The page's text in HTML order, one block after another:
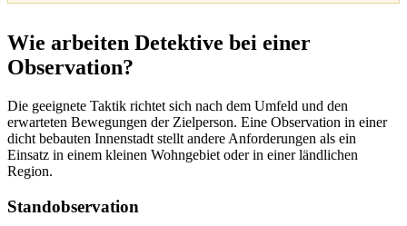
Wie arbeiten Detektive bei einer
Observation?
Die geeignete Taktik richtet sich nach dem Umfeld und den
erwarteten Bewegungen der Zielperson. Eine Observation in einer
dicht bebauten Innenstadt stellt andere Anforderungen als ein
Einsatz in einem kleinen Wohngebiet oder in einer ländlichen
Region.
Standobservation